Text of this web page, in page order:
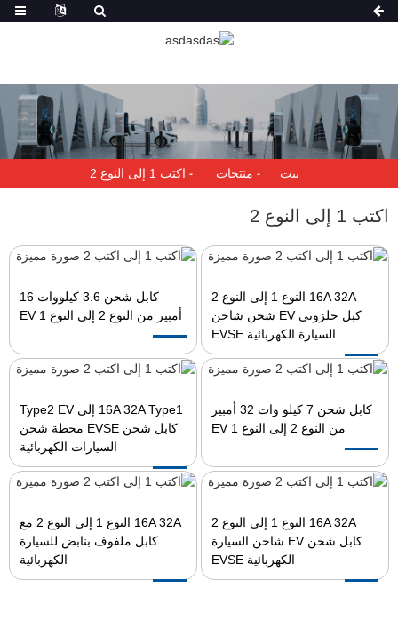
بيت منتجات اكتب 1 إلى النوع 2
اكتب 1 إلى النوع 2
16A 32A النوع 1 إلى النوع 2
كبل حلزوني EV شحن شاحن
السيارة الكهربائية EVSE
كابل شحن 3.6 كيلووات 16
أمبير من النوع 2 إلى النوع 1 EV
كابل شحن 7 كيلو وات 32 أمبير
من النوع 2 إلى النوع 1 EV
16A 32A Type1 إلى Type2 EV
كابل شحن EVSE محطة شحن
السيارات الكهربائية
16A 32A النوع 1 إلى النوع 2
كابل شحن EV شاحن السيارة
الكهربائية EVSE
16A 32A النوع 1 إلى النوع 2 مع
كابل ملفوف بنابض للسيارة
الكهربائية